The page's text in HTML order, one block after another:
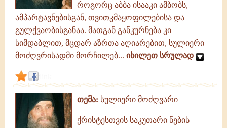
როგორც აბბა ისააკი ამბობს,
ამპარტავნებისგან, თვითკმაყოფილებისა და
გულქვაობისგანაა. მათგან განკურნება კი
სიმდაბლით, მცდარ აზრთა აღიარებით, სულიერი
მოძღვრისადმი მორჩილებ... იხილეთ სრულად
თემა: სულიერი მოძღვარი
ქრისტესთვის საკუთარი ნების